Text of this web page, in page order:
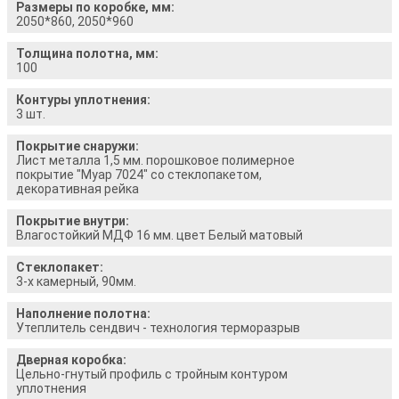
Размеры по коробке, мм:
2050*860, 2050*960
Толщина полотна, мм:
100
Контуры уплотнения:
3 шт.
Покрытие снаружи:
Лист металла 1,5 мм. порошковое полимерное
покрытие "Муар 7024" со стеклопакетом,
декоративная рейка
Покрытие внутри:
Влагостойкий МДФ 16 мм. цвет Белый матовый
Стеклопакет:
3-х камерный, 90мм.
Наполнение полотна:
Утеплитель сендвич - технология терморазрыв
Дверная коробка:
Цельно-гнутый профиль с тройным контуром
уплотнения